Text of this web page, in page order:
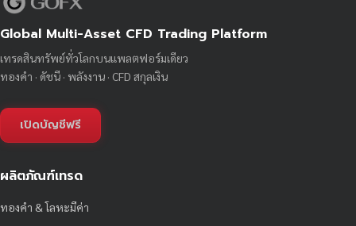
Global Multi-Asset CFD Trading Platform
เทรดสินทรัพย์ทั่วโลกบนแพลตฟอร์มเดียว
ทองคำ · ดัชนี · พลังงาน · CFD สกุลเงิน
เปิดบัญชีฟรี
ผลิตภัณฑ์เทรด
ทองคำ & โลหะมีค่า